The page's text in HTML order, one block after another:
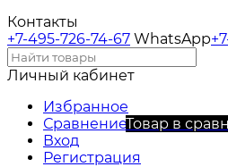
Контакты
+7-495-726-74-67 WhatsApp
Личный кабинет
Избранное
СравнениеТовар в
Вход
Регистрация